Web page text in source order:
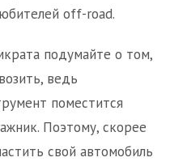
off-road.
подумайте о том,
ведь
поместится
Поэтому, скорее
свой автомобиль